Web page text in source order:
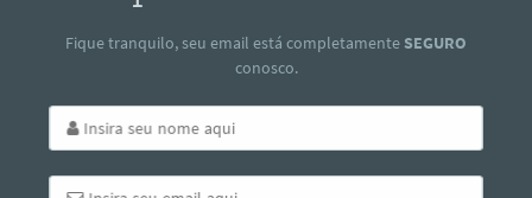
Fique tranquilo, seu email está completamenteSEGURO
conosco.